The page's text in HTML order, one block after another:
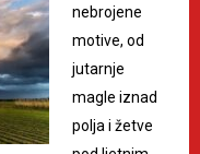
nebrojene
motive, od
jutarnje
magle iznad
polja i žetve